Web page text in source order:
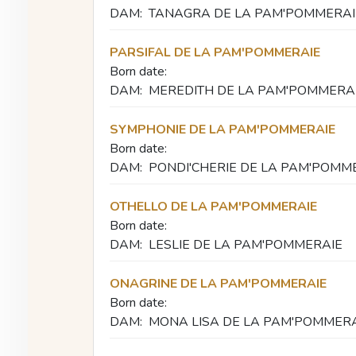
DAM: TANAGRA DE LA
PARSIFAL DE LA PAM'POMMERAIE
Born date:
DAM: MEREDITH DE LA
SYMPHONIE DE LA PAM'POMMERAIE
Born date:
DAM: PONDI'CHERIE DE LA
OTHELLO DE LA PAM'POMMERAIE
Born date:
DAM: LESLIE DE LA PAM'POMMERAIE
ONAGRINE DE LA PAM'POMMERAIE
Born date:
DAM: MONA LISA DE LA